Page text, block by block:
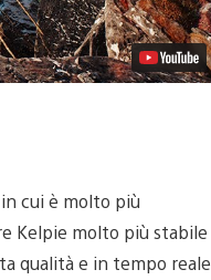
cui è molto più
Kelpie molto più stabile
qualità e in tempo reale.